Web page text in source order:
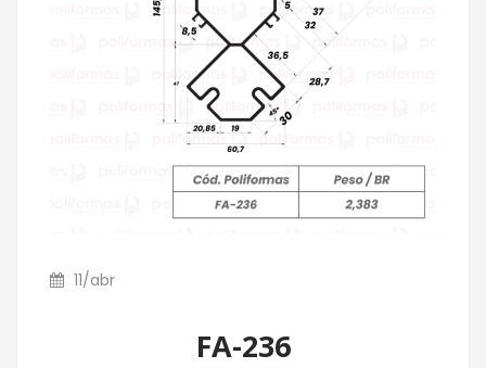
11/abr
FA-236